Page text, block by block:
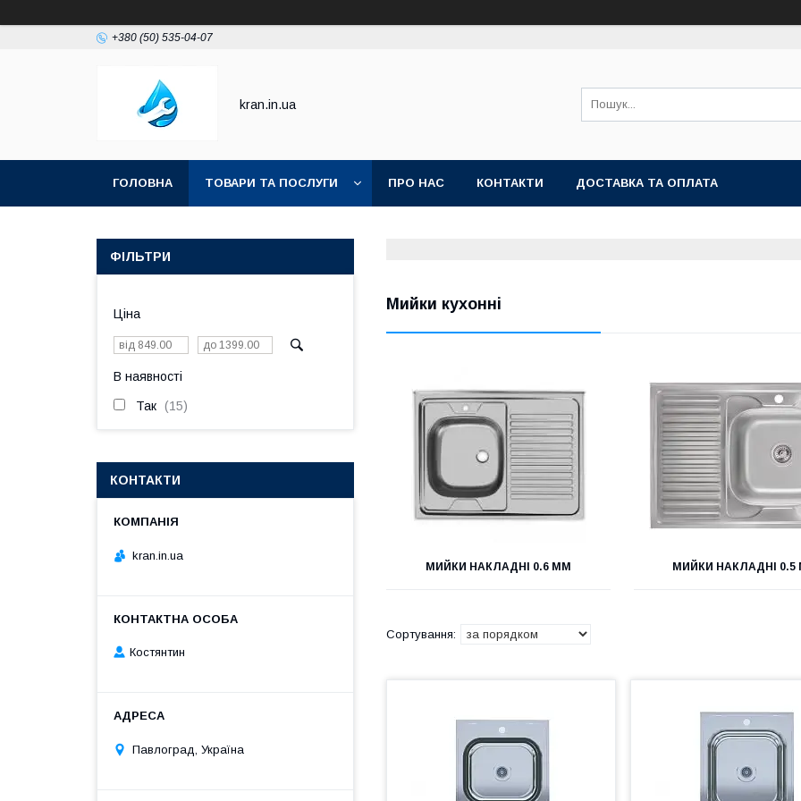
+380 (50) 535-04-07
kran.in.ua
ГОЛОВНА ТОВАРИ ТА ПОСЛУГИ ПРО НАС КОНТАКТИ ДОСТАВКА ТА ОПЛАТА
Мийки кухонні
МИЙКИ НАКЛАДНІ 0.6 ММ МИЙКИ НАКЛАДНІ
ФІЛЬТРИ
Ціна
В наявності
Так 15
КОНТАКТИ
kran.in.ua
Костянтин
Павлоград, Україна